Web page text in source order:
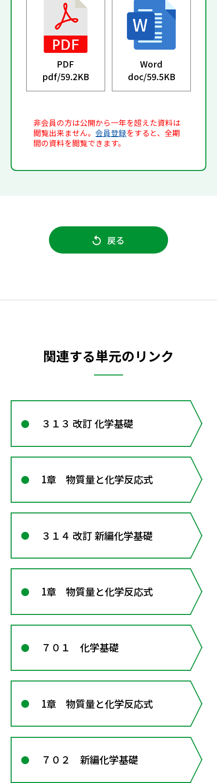
PDF
pdf/59.2KB
Word
doc/59.5KB
非会員の方は公開から一年を超えた資料は
閲覧出来ません。会員登録をすると、全期
間の資料を閲覧できます。
戻る
関連する単元のリンク
３１３ 改訂 化学基礎
1章 物質量と化学反応式
３１４ 改訂 新編化学基礎
1章 物質量と化学反応式
７０１ 化学基礎
1章 物質量と化学反応式
７０２ 新編化学基礎